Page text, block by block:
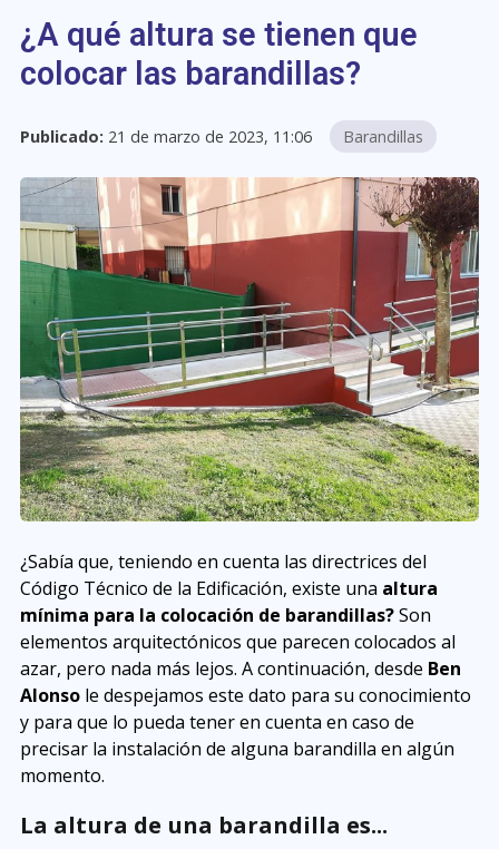
¿A qué altura se tienen que
colocar las barandillas?
Publicado: 21 de marzo de 2023, 11:06 Barandillas
¿Sabía que, teniendo en cuenta las directrices del
Código Técnico de la Edificación, existe una altura
mínima para la colocación de barandillas?Son
elementos arquitectónicos que parecen colocados al
azar, pero nada más lejos. A continuación, desde Ben
Alonsole despejamos este dato para su conocimiento
y para que lo pueda tener en cuenta en caso de
precisar la instalación de alguna barandilla en algún
momento.
La altura de una barandilla es...